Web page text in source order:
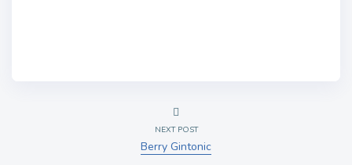
NEXT POST
Berry Gintonic